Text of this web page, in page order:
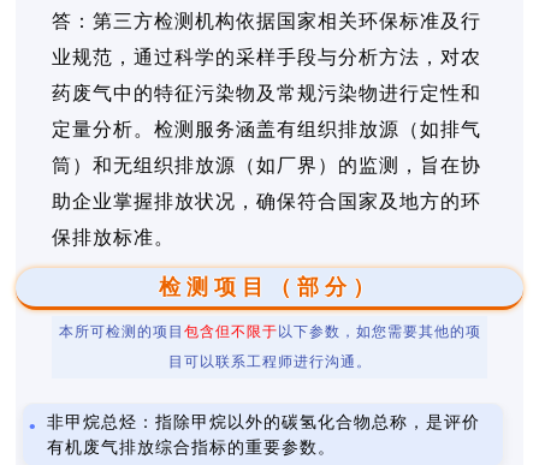
答：第三方检测机构依据国家相关环保标准及行
业规范，通过科学的采样手段与分析方法，对农
药废气中的特征污染物及常规污染物进行定性和
定量分析。检测服务涵盖有组织排放源（如排气
筒）和无组织排放源（如厂界）的监测，旨在协
助企业掌握排放状况，确保符合国家及地方的环
保排放标准。
检测项目（部分）
本所可检测的项目 包含但不限于 以下参数，如您需要其他的项
目可以联系工程师进行沟通。
非甲烷总烃：指除甲烷以外的碳氢化合物总称，是评价
有机废气排放综合指标的重要参数。